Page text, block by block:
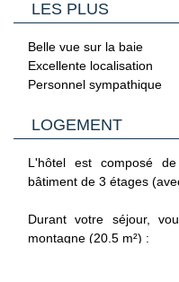
de Kissonerga, à
Méditerranée.
port, ses restaurants et
transfert d'environ 35
trouve à 140 km.
À noter : l'hôtel ne
accès direct. La baignade
sur la côte rocheuse,
LES PLUS
Belle vue sur la baie
Excellente localisation
Personnel sympathique
LOGEMENT
L'hôtel est composé
bâtiment de 3 étages
Durant votre séjour,
montagne (20.5 m²) :